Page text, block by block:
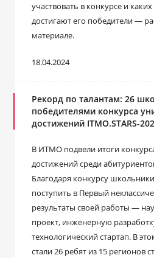
участвовать в конкурсе и
достигают его победители ―
материале.
18.04.2024
Рекорд по талантам: 26
победителями конкурса
достижений ITMO.STARS-
В ИТМО подвели итоги
достижений среди
Благодаря конкурсу
поступить в Первый
результаты своей работы ―
проект, инженерную
технологический стартап. В
стали 26 ребят из 15 регионов